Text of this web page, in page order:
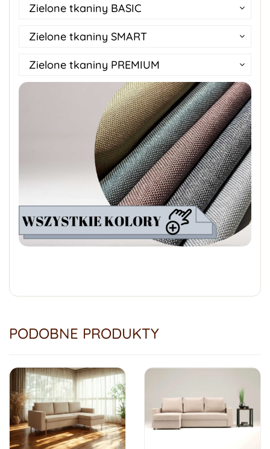
Zielone tkaniny BASIC
Zielone tkaniny SMART
Zielone tkaniny PREMIUM
PODOBNE PRODUKTY